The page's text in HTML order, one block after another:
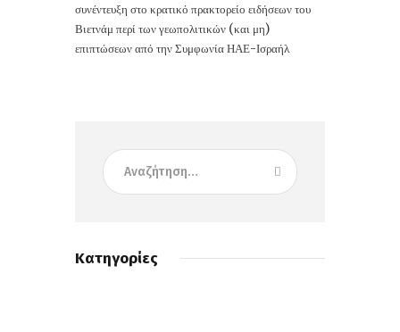
συνέντευξη στο κρατικό πρακτορείο ειδήσεων του
Βιετνάμ περί των γεωπολιτικών (και μη)
επιπτώσεων από την Συμφωνία ΗΑΕ-Ισραήλ
Κατηγορίες